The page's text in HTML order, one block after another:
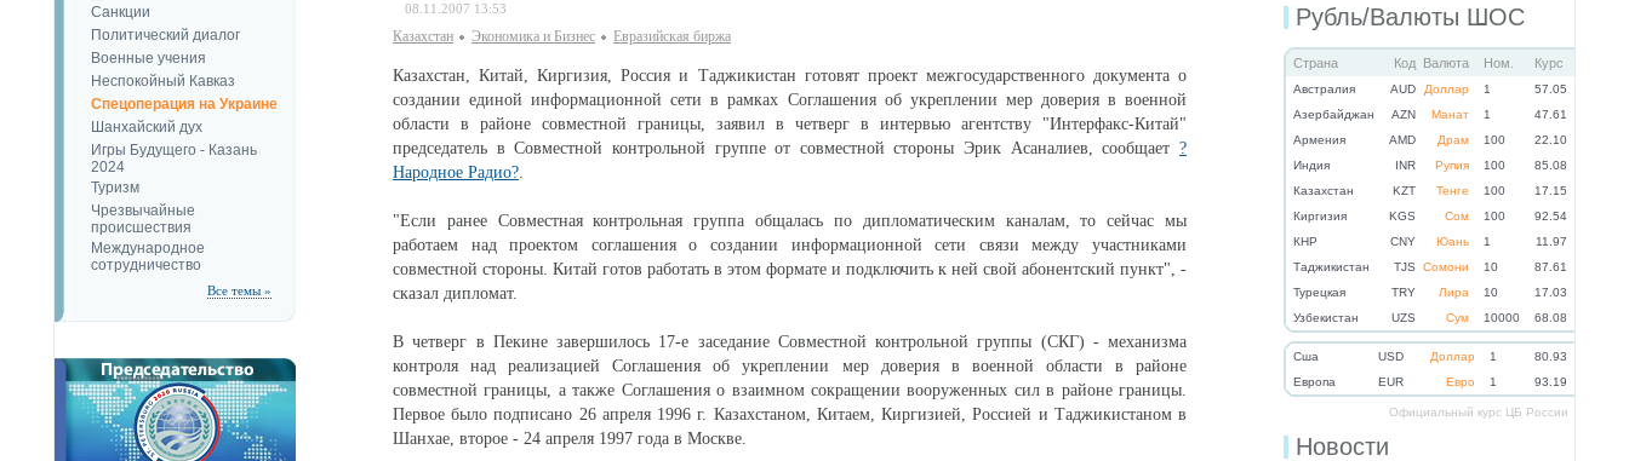
Рубль/Валюты ШОС
Страна Код Валюта Ном. Курс
Австралия AUD Доллар 1
57.05
Азербайджан
AZN Манат 1
47.61
Армения
AMD Драм 100
22.10
Индия
INR Рупия 100
85.08
Казахстан
KZT Тенге 100
17.15
Киргизия
KGS Сом 100
92.54
КНР
CNY Юань 1
11.97
Таджикистан
TJS Сомони 10
87.61
Турецкая
TRY Лира 10
17.03
Узбекистан
UZS Сум 10000 68.08
Cша USD Доллар 1
80.93
Eвропа
EUR Евро 1 93.19
Официальный курс ЦБ России
Новости
Санкции
Политический диалог
Военные учения
Неспокойный Кавказ
Спецоперация на Украине
Шанхайский дух
Игры Будущего - Казань
2024
Туризм
Чрезвычайные
происшествия
Международное
сотрудничество
Все темы »
08.11.2007 13:53
Казахстан Экономика и Бизнес Евразийская биржа
Казахстан, Китай, Киргизия, Россия и Таджикистан готовят проект межгосударственного документа о
создании единой информационной сети в рамках Соглашения об укреплении мер доверия в военной
области в районе совместной границы, заявил в четверг в интервью агентству "Интерфакс-Китай"
председатель в Совместной контрольной группе от совместной стороны Эрик Асаналиев, сообщает ?
Народное Радио?.
"Если ранее Совместная контрольная группа общалась по дипломатическим каналам, то сейчас мы
работаем над проектом соглашения о создании информационной сети связи между участниками
совместной стороны. Китай готов работать в этом формате и подключить к ней свой абонентский пункт", -
сказал дипломат.
В четверг в Пекине завершилось 17-е заседание Совместной контрольной группы (СКГ) - механизма
контроля над реализацией Соглашения об укреплении мер доверия в военной области в районе
совместной границы, а также Соглашения о взаимном сокращении вооруженных сил в районе границы.
Первое было подписано 26 апреля 1996 г. Казахстаном, Китаем, Киргизией, Россией и Таджикистаном в
Шанхае, второе - 24 апреля 1997 года в Москве.